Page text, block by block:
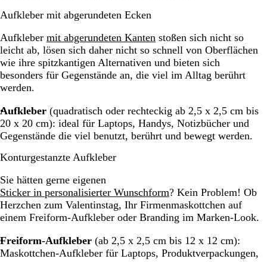
Aufkleber mit abgerundeten Ecken
Aufkleber mit abgerundeten Kanten stoßen sich nicht so
leicht ab, lösen sich daher nicht so schnell von Oberflächen
wie ihre spitzkantigen Alternativen und bieten sich
besonders für Gegenstände an, die viel im Alltag berührt
werden.
Aufkleber (quadratisch oder rechteckig ab 2,5 x 2,5 cm bis
20 x 20 cm): ideal für Laptops, Handys, Notizbücher und
Gegenstände die viel benutzt, berührt und bewegt werden.
Konturgestanzte Aufkleber
Sie hätten gerne eigenen
Sticker in personalisierter Wunschform? Kein Problem! Ob
Herzchen zum Valentinstag, Ihr Firmenmaskottchen auf
einem Freiform-Aufkleber oder Branding im Marken-Look.
Freiform-Aufkleber (ab 2,5 x 2,5 cm bis 12 x 12 cm):
Maskottchen-Aufkleber für Laptops, Produktverpackungen,